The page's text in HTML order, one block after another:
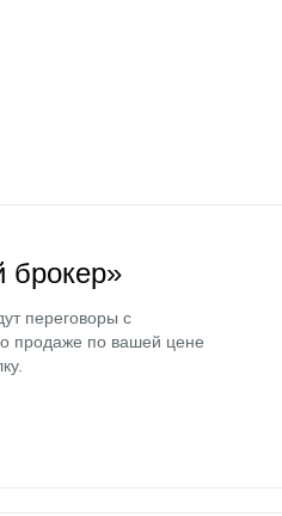
брокер»
переговоры с
продаже по вашей цене